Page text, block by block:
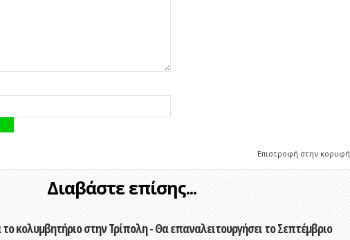
Επιστροφή στην κορυφή
Διαβάστε επίσης...
κολυμβητήριο στην Τρίπολη - Θα επαναλειτουργήσει το Σεπτέμβριο